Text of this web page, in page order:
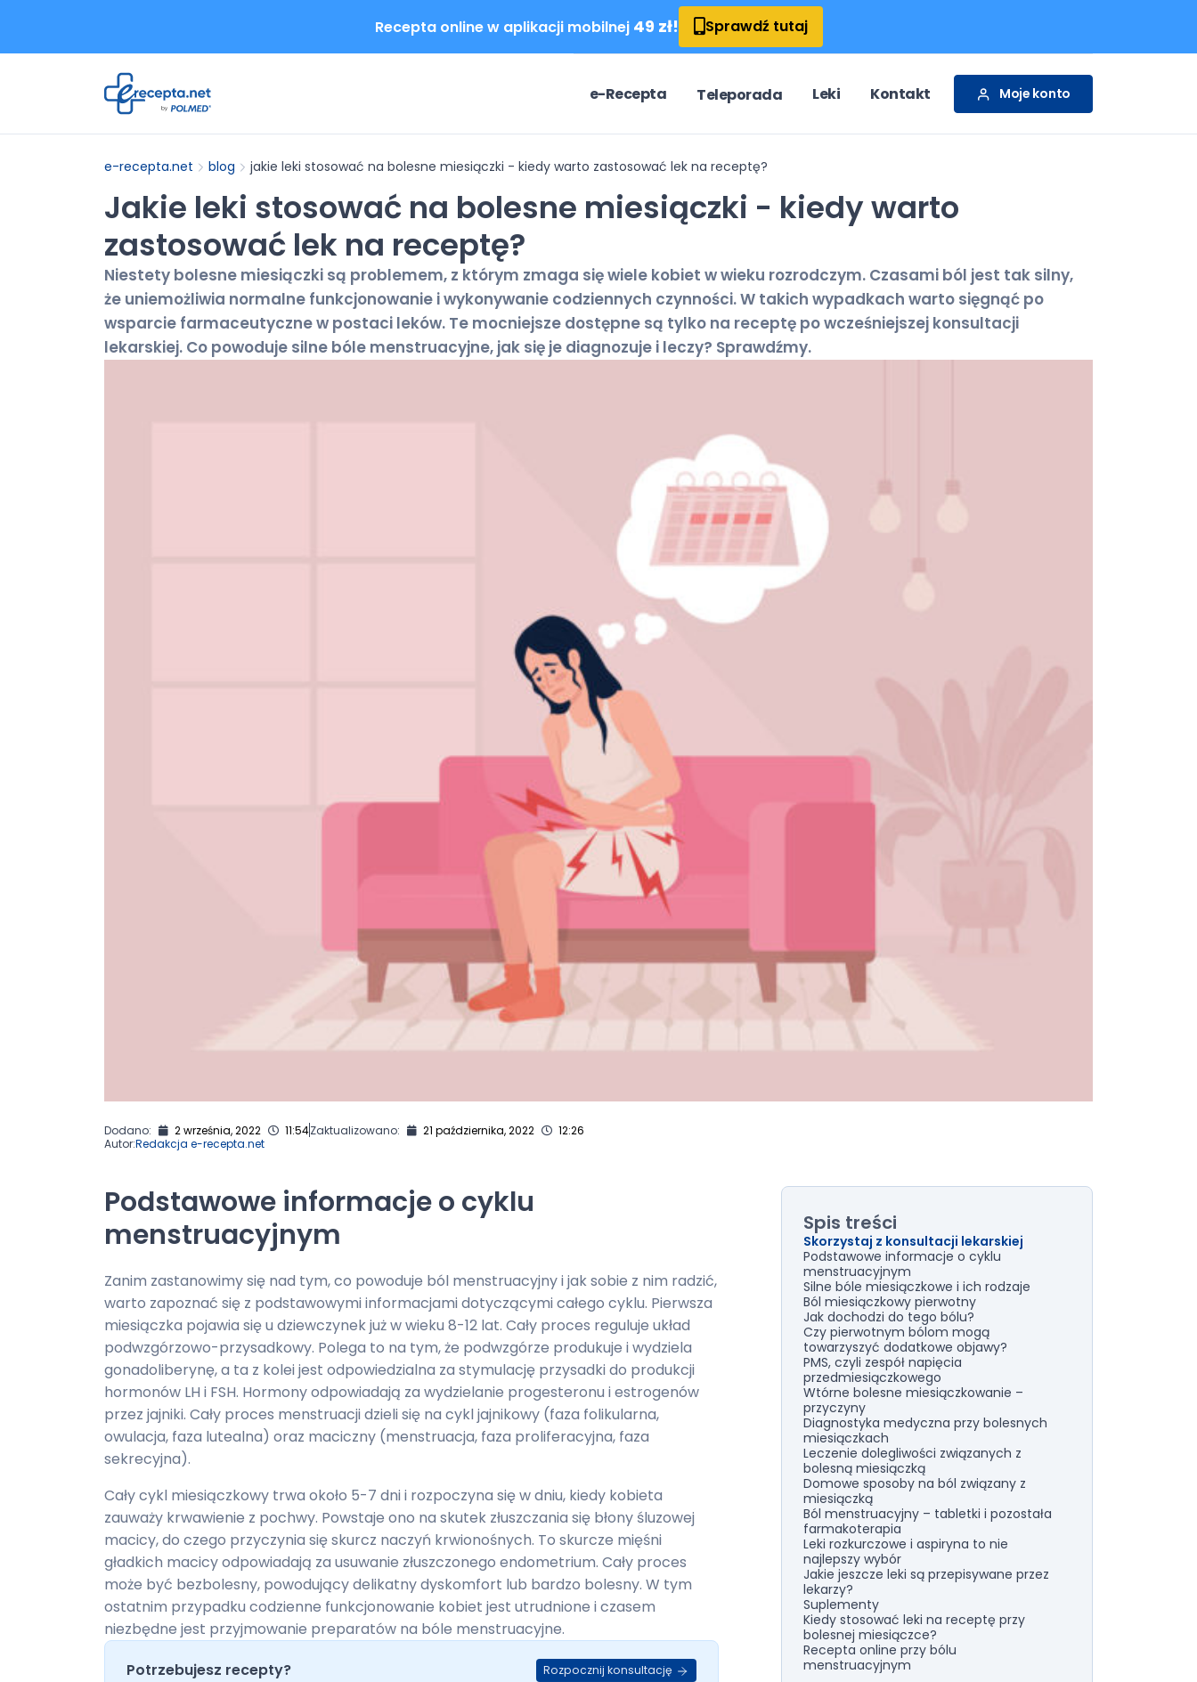
Recepta online w aplikacji mobilnej 49 zł! Sprawdź tutaj
e-Recepta Teleporada Leki Kontakt Moje konto
e-recepta.net blog jakie leki stosować na bolesne miesiączki - kiedy warto zastosować lek na receptę?
Jakie leki stosować na bolesne miesiączki - kiedy warto
zastosować lek na receptę?
Niestety bolesne miesiączki są problemem, z którym zmaga się wiele kobiet w wieku rozrodczym. Czasami ból jest tak silny,
że uniemożliwia normalne funkcjonowanie i wykonywanie codziennych czynności. W takich wypadkach warto sięgnąć po
wsparcie farmaceutyczne w postaci leków. Te mocniejsze dostępne są tylko na receptę po wcześniejszej konsultacji
lekarskiej. Co powoduje silne bóle menstruacyjne, jak się je diagnozuje i leczy? Sprawdźmy.
Dodano: 2 września, 2022 11:54Zaktualizowano: 21 października, 2022
12:26
Autor:Redakcja e-recepta.net
Podstawowe informacje o cyklu
menstruacyjnym
Zanim zastanowimy się nad tym, co powoduje ból menstruacyjny i jak sobie z nim radzić,
warto zapoznać się z podstawowymi informacjami dotyczącymi całego cyklu. Pierwsza
miesiączka pojawia się u dziewczynek już w wieku 8-12 lat. Cały proces reguluje układ
podwzgórzowo-przysadkowy. Polega to na tym, że podwzgórze produkuje i wydziela
gonadoliberynę, a ta z kolei jest odpowiedzialna za stymulację przysadki do produkcji
hormonów LH i FSH. Hormony odpowiadają za wydzielanie progesteronu i estrogenów
przez jajniki. Cały proces menstruacji dzieli się na cykl jajnikowy (faza folikularna,
owulacja, faza lutealna) oraz maciczny (menstruacja, faza proliferacyjna, faza
sekrecyjna).
Cały cykl miesiączkowy trwa około 5-7 dni i rozpoczyna się w dniu, kiedy kobieta
zauważy krwawienie z pochwy. Powstaje ono na skutek złuszczania się błony śluzowej
macicy, do czego przyczynia się skurcz naczyń krwionośnych. To skurcze mięśni
gładkich macicy odpowiadają za usuwanie złuszczonego endometrium. Cały proces
może być bezbolesny, powodujący delikatny dyskomfort lub bardzo bolesny. W tym
ostatnim przypadku codzienne funkcjonowanie kobiet jest utrudnione i czasem
niezbędne jest przyjmowanie preparatów na bóle menstruacyjne.
Potrzebujesz recepty?
Rozpocznij konsultację
Spis treści
Skorzystaj z konsultacji lekarskiej
Podstawowe informacje o cyklu
menstruacyjnym
Silne bóle miesiączkowe i ich rodzaje
Ból miesiączkowy pierwotny
Jak dochodzi do tego bólu?
Czy pierwotnym bólom mogą
towarzyszyć dodatkowe objawy?
PMS, czyli zespół napięcia
przedmiesiączkowego
Wtórne bolesne miesiączkowanie –
przyczyny
Diagnostyka medyczna przy bolesnych
miesiączkach
Leczenie dolegliwości związanych z
bolesną miesiączką
Domowe sposoby na ból związany z
miesiączką
Ból menstruacyjny – tabletki i pozostała
farmakoterapia
Leki rozkurczowe i aspiryna to nie
najlepszy wybór
Jakie jeszcze leki są przepisywane przez
lekarzy?
Suplementy
Kiedy stosować leki na receptę przy
bolesnej miesiączce?
Recepta online przy bólu
menstruacyjnym